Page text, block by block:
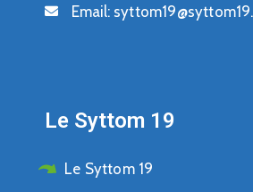
Email:
Le Syttom 19
Le Syttom 19